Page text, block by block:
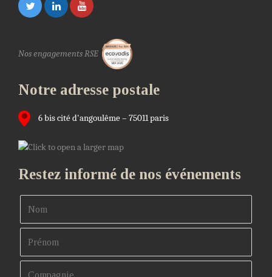
Nos engagements RSE
Notre adresse postale
6 bis cité d'angoulême – 75011 paris
Restez informé de nos événements